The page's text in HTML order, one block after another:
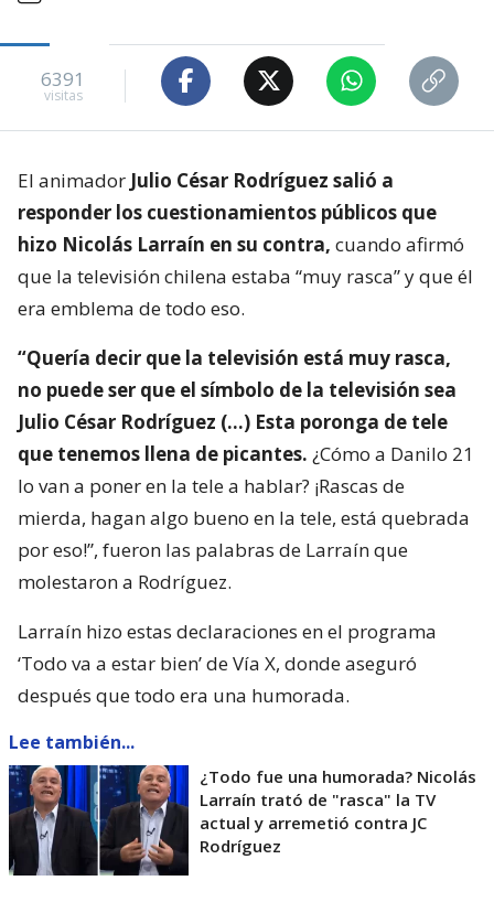
6391
visitas
El animador Julio César Rodríguez salió a
responder los cuestionamientos públicos que
hizo Nicolás Larraín en su contra, cuando afirmó
que la televisión chilena estaba “muy rasca” y que él
era emblema de todo eso.
“Quería decir que la televisión está muy rasca,
no puede ser que el símbolo de la televisión sea
Julio César Rodríguez (…) Esta poronga de tele
que tenemos llena de picantes. ¿Cómo a Danilo 21
lo van a poner en la tele a hablar? ¡Rascas de
mierda, hagan algo bueno en la tele, está quebrada
por eso!”, fueron las palabras de Larraín que
molestaron a Rodríguez.
Larraín hizo estas declaraciones en el programa
‘Todo va a estar bien’ de Vía X, donde aseguró
después que todo era una humorada.
Lee también...
¿Todo fue una humorada? Nicolás
Larraín trató de "rasca" la TV
actual y arremetió contra JC
Rodríguez